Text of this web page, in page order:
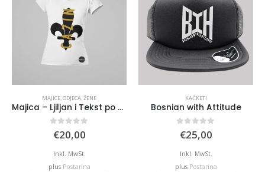
MAJICE ODJECA ŽENE
Majica – Ljiljan i Tekst po Želji
out of 5
€20,00
Inkl. MwSt.
plus Postarina
KAČKETI
Bosnian with Attitude
out of 5
€25,00
Inkl. MwSt.
plus Postarina